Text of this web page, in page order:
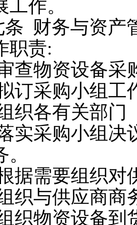
作。
条 财务与资产
职责:
查物资设备采
订采购小组工
织各有关部门
实采购小组决
据需要组织对
织与供应商商
织物资设备到